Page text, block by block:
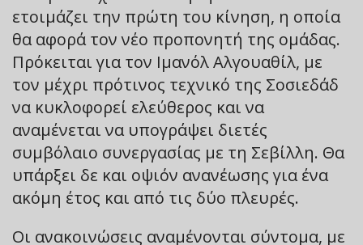
ετοιμάζει την πρώτη του κίνηση, η οποία
θα αφορά τον νέο προπονητή της ομάδας.
Πρόκειται για τον Ιμανόλ Αλγουαθίλ, με
τον μέχρι πρότινος τεχνικό της Σοσιεδάδ
να κυκλοφορεί ελεύθερος και να
αναμένεται να υπογράψει διετές
συμβόλαιο συνεργασίας με τη Σεβίλλη. Θα
υπάρξει δε και οψιόν ανανέωσης για ένα
ακόμη έτος και από τις δύο πλευρές.
Οι ανακοινώσεις αναμένονται σύντομα, με